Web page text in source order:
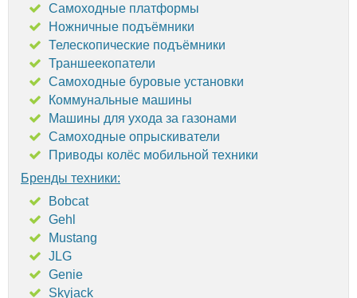
Самоходные платформы
Ножничные подъёмники
Телескопические подъёмники
Траншеекопатели
Самоходные буровые установки
Коммунальные машины
Машины для ухода за газонами
Самоходные опрыскиватели
Приводы колёс мобильной техники
Бренды техники:
Bobcat
Gehl
Mustang
JLG
Genie
Skyjack